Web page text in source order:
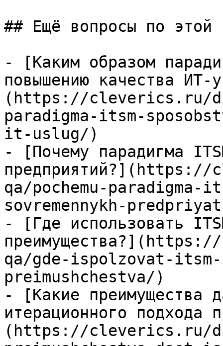
## Ещё вопросы по этой
- [Каким образом
повышению качества ИТ-
(https://cleverics.ru/
paradigma-itsm-
it-uslug/)
- [Почему парадигма
qa/pochemu-paradigma-
sovremennykh-
- [Где использовать
qa/gde-ispolzovat-itsm-
preimushchestva/)
- [Какие преимущества
итерационного подхода
(https://cleverics.ru/